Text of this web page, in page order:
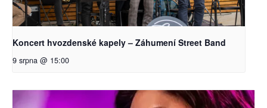
Koncert hvozdenské kapely – Záhumení Street Band
9 srpna @ 15:00